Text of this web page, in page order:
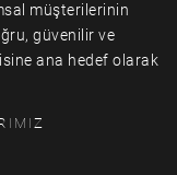
müşterilerinin
güvenilir ve
ana hedef olarak